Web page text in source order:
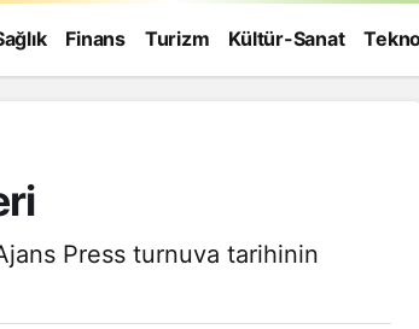
Finans Turizm Kültür-Sanat
Press turnuva tarihinin